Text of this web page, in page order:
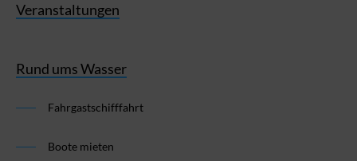
Veranstaltungen
Rund ums Wasser
Fahrgastschifffahrt
Boote mieten